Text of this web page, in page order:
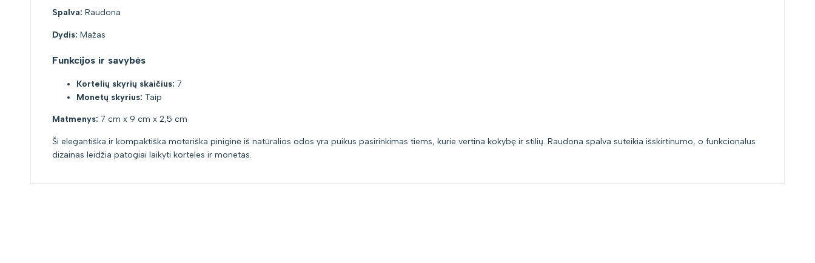
Spalva: Raudona
Dydis: Mažas
Funkcijos ir savybės
Kortelių skyrių skaičius: 7
Monetų skyrius: Taip
Matmenys: 7 cm x 9 cm x 2,5 cm
Ši elegantiška ir kompaktiška moteriška piniginė iš natūralios odos yra puikus pasirinkimas tiems, kurie vertina kokybę ir stilių. Raudona spalva suteikia išskirtinumo, o funkcionalus
dizainas leidžia patogiai laikyti korteles ir monetas.